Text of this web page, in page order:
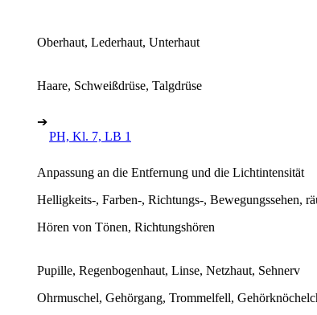
Oberhaut, Lederhaut, Unterhaut
Haare, Schweißdrüse, Talgdrüse
➔
PH, Kl. 7, LB 1
Anpassung an die Entfernung und die Lichtintensität
Helligkeits-, Farben-, Richtungs-, Bewegungssehen,
Hören von Tönen, Richtungshören
Pupille, Regenbogenhaut, Linse, Netzhaut, Sehnerv
Ohrmuschel, Gehörgang, Trommelfell,